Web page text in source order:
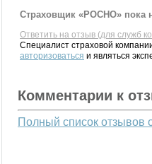
Страховщик «РОСНО» пока
Ответить на отзыв (для служб
Специалист страховой
авторизоваться и являться
Комментарии к
Полный список отзывов